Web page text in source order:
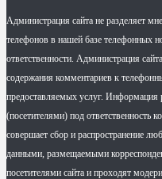
Администрация сайта не разделяет
телефонов в нашей базе телефонных
ответственности. Администрация
содержания комментариев к
предоставляемых услуг. Информация
(посетителями) под ответственность
совершает сбор и распространение
данными, размещаемыми
посетителями сайта и проходят